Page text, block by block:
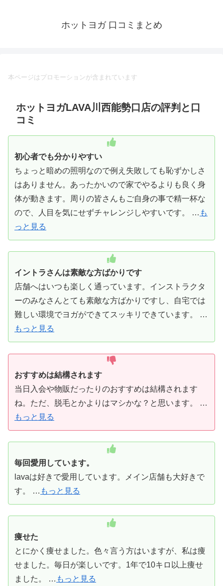
ホットヨガ 口コミまとめ
本ページはプロモーションが含まれています
ホットヨガLAVA川西能勢口店の評判と口
コミ
初心者でも分かりやすい
ちょっと暗めの照明なので例え失敗しても恥ずかしさ
はありません。あったかいので家でやるよりも良く身
体が動きます。周りの皆さんもご自身の事で精一杯な
ので、人目を気にせずチャレンジしやすいです。 … も
っと見る
イントラさんは素敵な方ばかりです
店舗へはいつも楽しく通っています。インストラクタ
ーのみなさんとても素敵な方ばかりですし、自宅では
難しい環境でヨガができてスッキリできています。 …
もっと見る
おすすめは結構されます
当日入会や物販だったりのおすすめは結構されます
ね。ただ、脱毛とかよりはマシかな？と思います。 …
もっと見る
毎回愛用しています。
lavaは好きで愛用しています。メイン店舗も大好きで
す。 … もっと見る
痩せた
とにかく痩せました。色々言う方はいますが、私は痩
せました。毎日が楽しいです。1年で10キロ以上痩せ
ました。 … もっと見る